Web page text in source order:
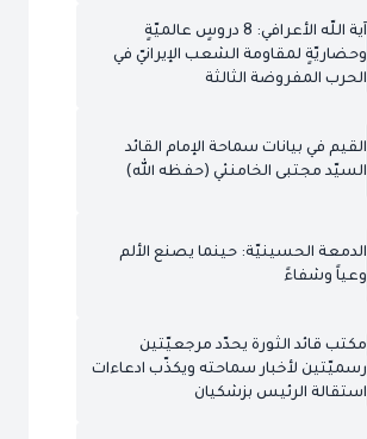
آية اللّه الأعرافي: 8 دروسٍ عالميّةٍ
وحضاريّةٍ لمقاومة الشعب الإيرانيّ في
الحرب المفروضة الثالثة
القيم في بيانات سماحة الإمام القائد
السيّد مجتبى الخامنئي (حفظه الله)
الدمعة الحسينيّة: حينما يصنع الألم
وعياً وشفاءً
مكتب قائد الثورة يحدّد مرجعيّتين
رسميّتين لأخبار سماحته ويكذّب ادعاءات
استقالة الرئيس بزشكيان